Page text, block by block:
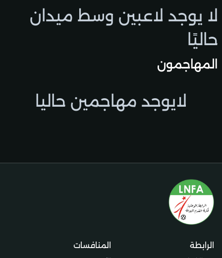
لا يوجد لاعبين وسط ميدان
حاليًا
المهاجمون
لايوجد مهاجمين حاليا
الرابطة المنافسات